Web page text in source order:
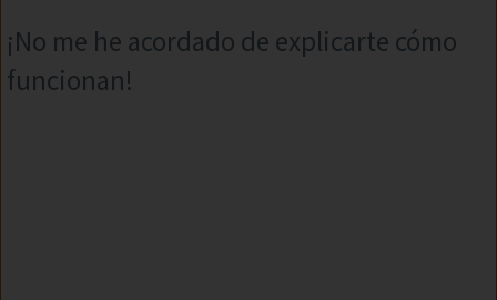
¡No me he acordado de explicarte cómo
funcionan!